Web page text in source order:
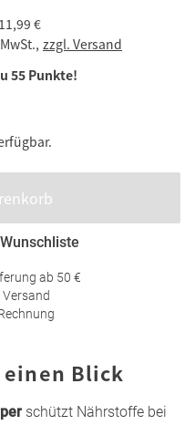
11,99 €
zzgl. Versand
55 Punkte!
ab 50 €
einen Blick
schützt Nährstoffe bei